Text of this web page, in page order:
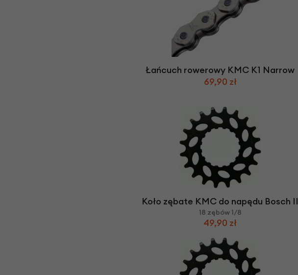
Łańcuch rowerowy KMC K1 Narrow
69,90 zł
Koło zębate KMC do napędu Bosch II
18 zębów 1/8
49,90 zł